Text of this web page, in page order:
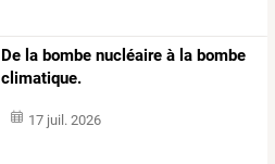
De la bombe nucléaire à la bombe
climatique.
17 juil. 2026